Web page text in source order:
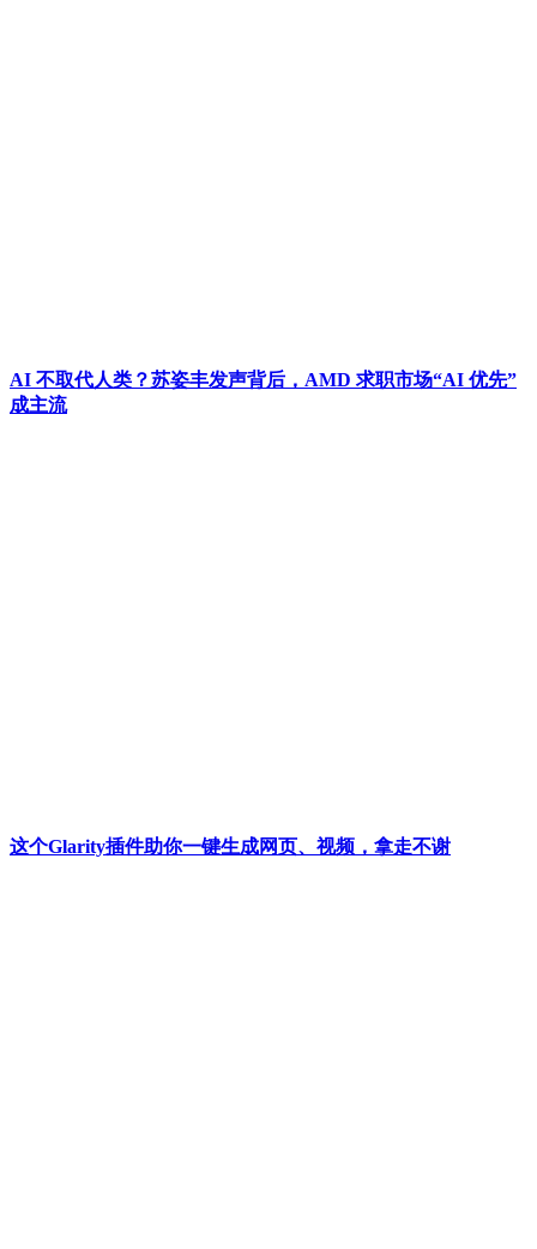
AI 不取代人类？苏姿丰发声背后，AMD 求职市场“AI 优先”
成主流
这个Glarity插件助你一键生成网页、视频，拿走不谢